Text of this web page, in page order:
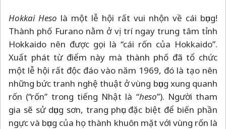
Hokkai Heso là một lễ hội rất vui nhộn về cái bụng!
Thành phố Furano nằm ở vị trí ngay trung tâm tỉnh
Hokkaido nên được gọi là “cái rốn của Hokkaido”.
Xuất phát từ điểm này mà thành phố đã tổ chức
một lễ hội rất độc đáo vào năm 1969, đó là tạo nên
những bức tranh nghệ thuật ở vùng bụng xung quanh
rốn (“rốn” trong tiếng Nhật là “heso”). Người tham
gia sẽ sử dụng sơn, trang phục đặc biệt để biến phần
ngực và bụng của họ thành khuôn mặt với vùng rốn là